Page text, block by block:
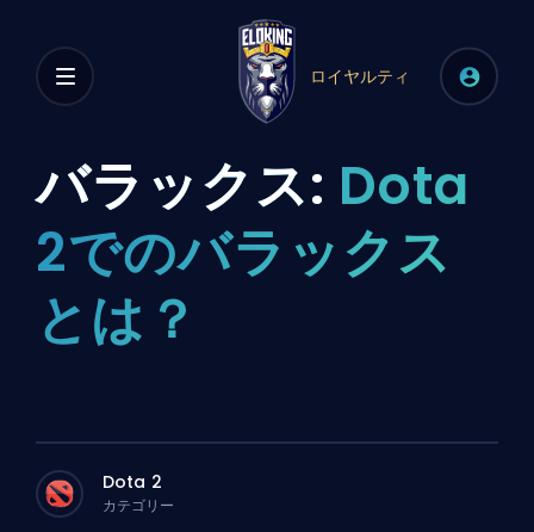
ロイヤルティ
バラックス: Dota
2でのバラックス
とは？
Dota 2
カテゴリー